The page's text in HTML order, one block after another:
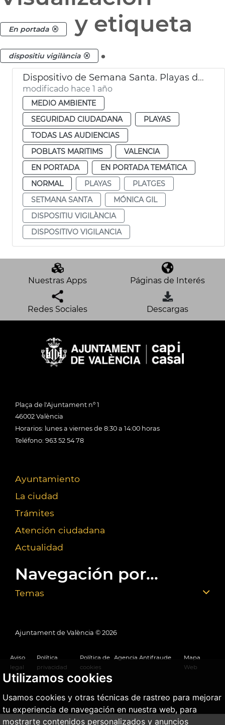
Utilizamos cookies
Usamos cookies y otras técnicas de rastreo para mejorar
tu experiencia de navegación en nuestra web, para
mostrarte contenidos personalizados y anuncios
En portada y etiqueta
dispositiu vigilància .
Dispositivo de Semana Santa. Playas de València
modificado hace 1 año
MEDIO AMBIENTE
SEGURIDAD CIUDADANA
PLAYAS
TODAS LAS AUDIENCIAS
POBLATS MARITIMS
VALENCIA
EN PORTADA
EN PORTADA TEMÁTICA
NORMAL
PLAYAS
PLATGES
SETMANA SANTA
MÓNICA GIL
DISPOSITIU VIGILÀNCIA
DISPOSITIVO VIGILANCIA
Nuestras Apps Páginas de Interés
Redes Sociales Descargas
Plaça de l'Ajuntament nº 1
46002 València
Horarios: lunes a viernes de 8:30 a 14:00 horas
Teléfono: 963 52 54 78
Ayuntamiento
La ciudad
Trámites
Atención ciudadana
Actualidad
Navegación por...
Temas
Ajuntament de València © 2026
Aviso
legal
Política
privacidad
Política de
cookies
Agencia Antifraude
Mapa
Web